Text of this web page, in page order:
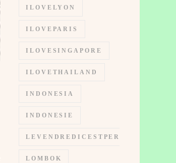
ILOVELYON
ILOVEPARIS
ILOVESINGAPORE
ILOVETHAILAND
INDONESIA
INDONESIE
LEVENDREDICESTPERMIS
LOMBOK